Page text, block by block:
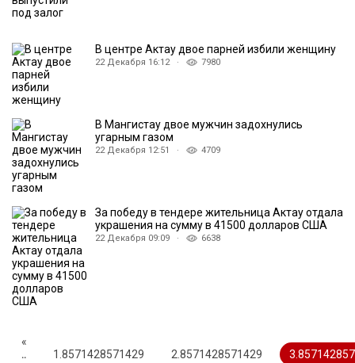
В центре Актау двое парней избили женщину
22 Декабря 16:12 · 7980
В Мангистау двое мужчин задохнулись
угарным газом
22 Декабря 12:51 · 4709
За победу в тендере жительница Актау отдала
украшения на сумму в 41500 долларов США
22 Декабря 09:09 · 6638
«
..
1.8571428571429 2.8571428571429